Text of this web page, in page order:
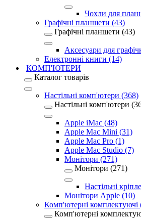
Чохли для
Графічні планшети (43)
Графічні планшети (43)
Аксесуари для
Електронні книги (14)
КОМП'ЮТЕРИ
Каталог товарів
Настільні комп'ютери (368)
Настільні комп'ютери
Apple iMac (48)
Apple Mac Mini (31)
Apple Mac Pro (1)
Apple Mac Studio (7)
Монітори (271)
Монітори (271)
Настільні
Монітори Apple (10)
Комп'ютерні комплектуючі
Комп'ютерні